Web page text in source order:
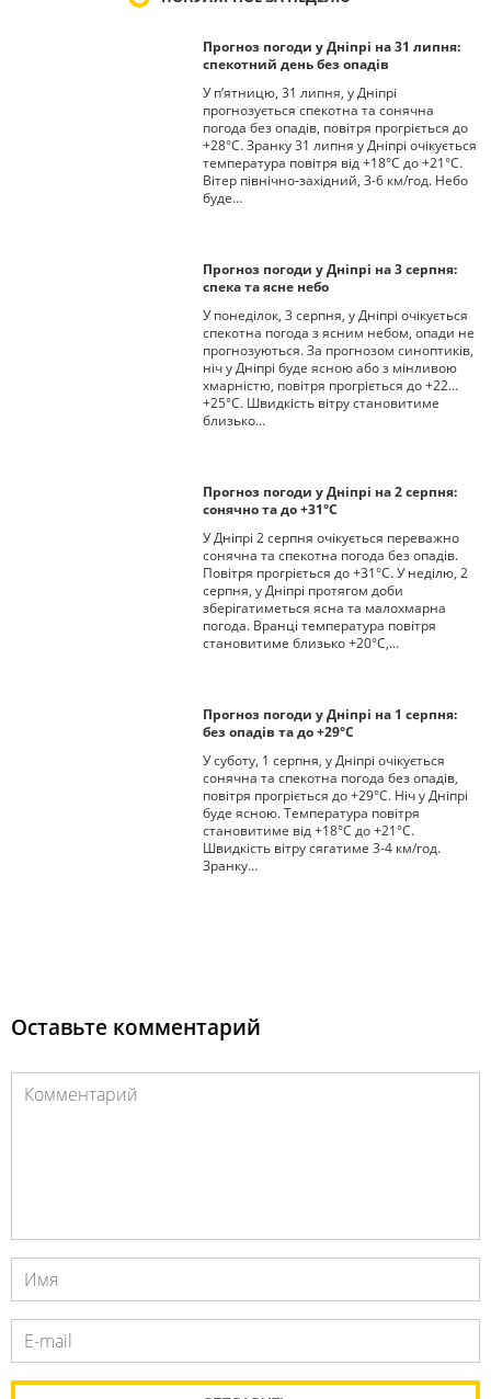
Прогноз погоди у Дніпрі на 31 липня:
спекотний день без опадів
У п’ятницю, 31 липня, у Дніпрі
прогнозується спекотна та сонячна
погода без опадів, повітря прогріється до
+28°С. Зранку 31 липня у Дніпрі очікується
температура повітря від +18°С до +21°С.
Вітер північно-західний, 3-6 км/год. Небо
буде…
Прогноз погоди у Дніпрі на 3 серпня:
спека та ясне небо
У понеділок, 3 серпня, у Дніпрі очікується
спекотна погода з ясним небом, опади не
прогнозуються. За прогнозом синоптиків,
ніч у Дніпрі буде ясною або з мінливою
хмарністю, повітря прогріється до +22…
+25°С. Швидкість вітру становитиме
близько…
Прогноз погоди у Дніпрі на 2 серпня:
сонячно та до +31°С
У Дніпрі 2 серпня очікується переважно
сонячна та спекотна погода без опадів.
Повітря прогріється до +31°С. У неділю, 2
серпня, у Дніпрі протягом доби
зберігатиметься ясна та малохмарна
погода. Вранці температура повітря
становитиме близько +20°С,…
Прогноз погоди у Дніпрі на 1 серпня:
без опадів та до +29°С
У суботу, 1 серпня, у Дніпрі очікується
сонячна та спекотна погода без опадів,
повітря прогріється до +29°С. Ніч у Дніпрі
буде ясною. Температура повітря
становитиме від +18°С до +21°С.
Швидкість вітру сягатиме 3-4 км/год.
Зранку…
Оставьте комментарий